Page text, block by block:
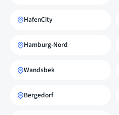
HafenCity
Hamburg-Nord
Wandsbek
Bergedorf